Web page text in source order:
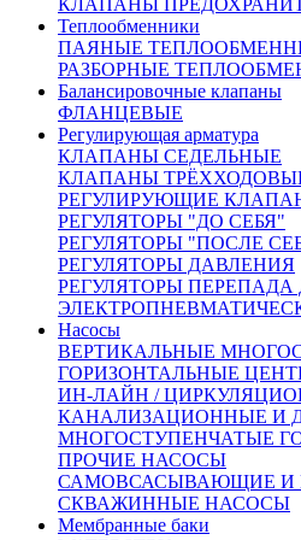
Теплообменники
ПАЯНЫЕ
РАЗБОРНЫЕ
Балансировочные клапаны
ФЛАНЦЕВЫЕ
Регулирующая арматура
КЛАПАНЫ СЕДЕЛЬНЫЕ
КЛАПАНЫ
РЕГУЛИРУЮЩИЕ
РЕГУЛЯТОРЫ "ДО СЕБЯ"
РЕГУЛЯТОРЫ "ПОСЛЕ
РЕГУЛЯТОРЫ ДАВЛЕНИЯ
РЕГУЛЯТОРЫ
Насосы
ВЕРТИКАЛЬНЫЕ
ГОРИЗОНТАЛЬНЫЕ
ИН-ЛАЙН /
КАНАЛИЗАЦИОННЫЕ И
МНОГОСТУПЕНЧАТЫЕ
ПРОЧИЕ НАСОСЫ
САМОВСАСЫВАЮЩИЕ И
СКВАЖИННЫЕ НАСОСЫ
Мембранные баки
От 45 705 руб.
(цена с НДС)
Запросить счёт Купить в 1 клик
Другие диаметры:
31663.00Ду4038745.00
Характеристики
Доставка и оплата:
Похожие товары:
Описание
Рабочая среда:вода, воздух,
Рабочее давление:до 16 бар.
Температура рабочей среды:
°С
Температура окружающей